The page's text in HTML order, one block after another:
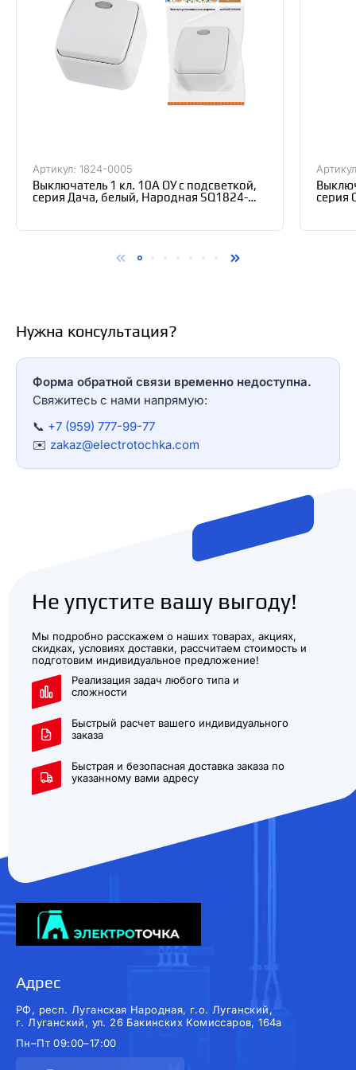
Артикул: 1824-0005
Выключатель 1 кл. 10А ОУ с подсветкой,
серия Дача, белый, Народная SQ1824-
серия
Нужна консультация?
Форма обратной связи временно недоступна.
Свяжитесь с нами напрямую:
📞 +7 (959) 777-99-77
✉️ zakaz@electrotochka.com
Не упустите вашу выгоду!
Мы подробно расскажем о наших товарах, акциях,
скидках, условиях доставки, рассчитаем стоимость и
подготовим индивидуальное предложение!
Реализация задач любого типа и
сложности
Быстрый расчет вашего индивидуального
заказа
Быстрая и безопасная доставка заказа по
указанному вами адресу
Адрес
РФ, респ. Луганская Народная, г.о. Луганский,
г. Луганский, ул. 26 Бакинских Комиссаров, 164а
Пн–Пт 09:00–17:00